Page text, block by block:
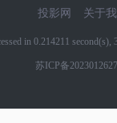
投影网 关于
in 0.214211
苏ICP备